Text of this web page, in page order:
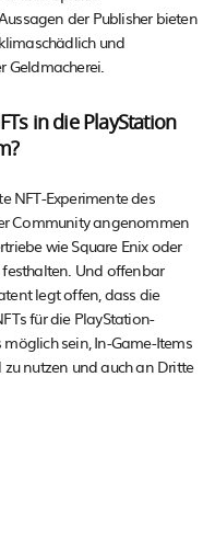
der Publisher bieten
und
Geldmacherei.
in die PlayStation
NFT-Experimente des
Community angenommen
wie Square Enix oder
Und offenbar
legt offen, dass die
für die PlayStation-
sein, In-Game-Items
nutzen und auch an Dritte